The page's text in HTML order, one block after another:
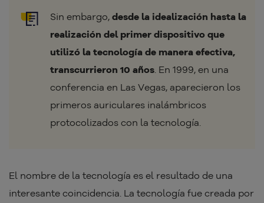
Sin embargo, desde la idealización hasta la
realización del primer dispositivo que
utilizó la tecnología de manera efectiva,
transcurrieron 10 años. En 1999, en una
conferencia en Las Vegas, aparecieron los
primeros auriculares inalámbricos
protocolizados con la tecnología.
El nombre de la tecnología es el resultado de una
interesante coincidencia. La tecnología fue creada por